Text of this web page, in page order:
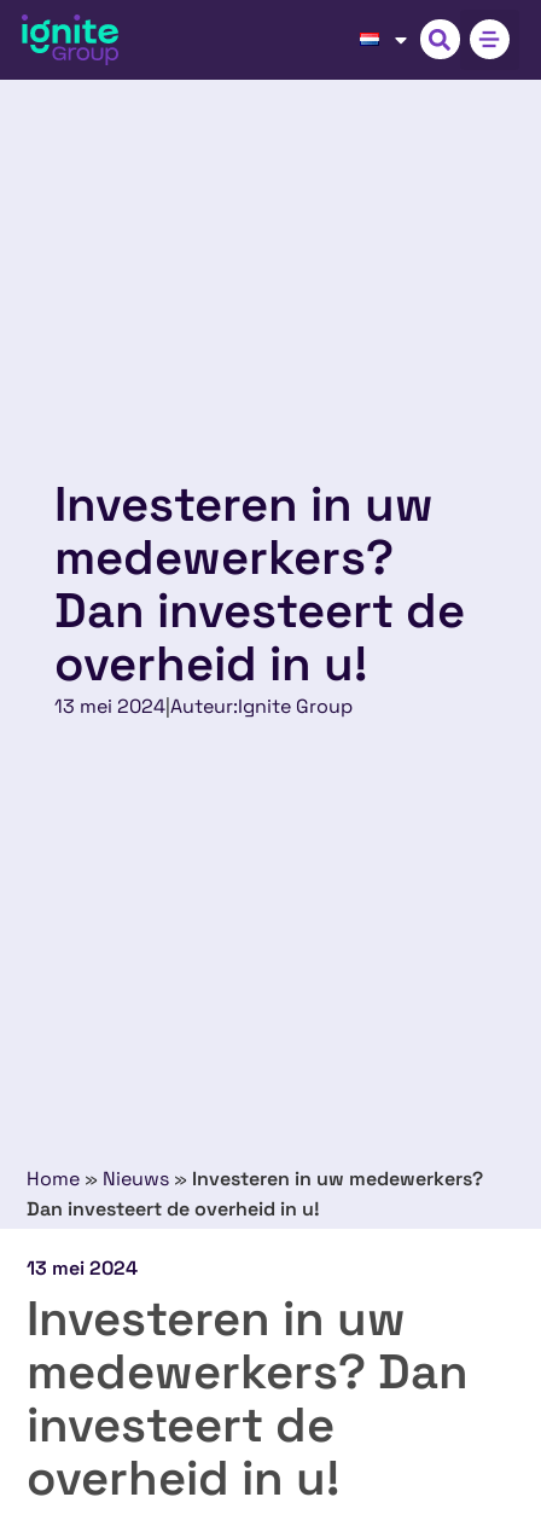
Investeren in uw
medewerkers?
Dan investeert de
overheid in u!
13 mei 2024|Auteur:Ignite Group
Home » Nieuws » Investeren in uw medewerkers?
Dan investeert de overheid in u!
13 mei 2024
Investeren in uw
medewerkers? Dan
investeert de
overheid in u!